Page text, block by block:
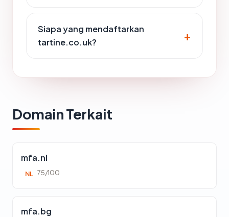
Siapa yang mendaftarkan
tartine.co.uk?
Domain Terkait
mfa.nl
NL 75/100
mfa.bg